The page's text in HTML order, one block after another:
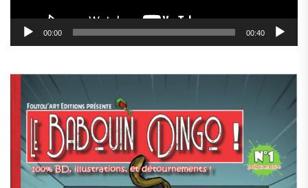
00:00 00:40